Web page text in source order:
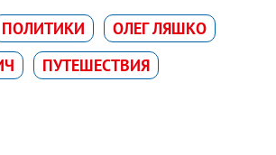
ПОЛИТИКИ
ОЛЕГ ЛЯШКО
ПУТЕШЕСТВИЯ